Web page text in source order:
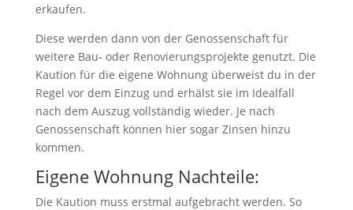
erkaufen.
Diese werden dann von der Genossenschaft für
weitere Bau- oder Renovierungsprojekte genutzt. Die
Kaution für die eigene Wohnung überweist du in der
Regel vor dem Einzug und erhälst sie im Idealfall
nach dem Auszug vollständig wieder. Je nach
Genossenschaft können hier sogar Zinsen hinzu
kommen.
Eigene Wohnung Nachteile:
Die Kaution muss erstmal aufgebracht werden. So